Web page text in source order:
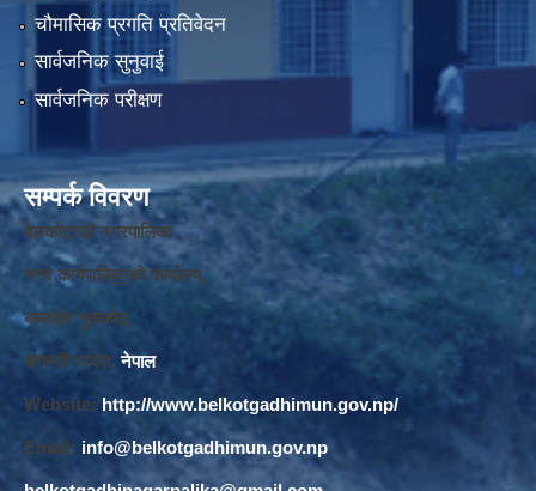
चौमासिक प्रगति प्रतिवेदन
सार्वजनिक सुनुवाई
सार्वजनिक परीक्षण
सम्पर्क विवरण
बेलकोटगढी नगरपालिका ,
नगर कार्यपालिकाको कार्यालय,
बाघखोर नुवाकोट,
बागमती प्रदेश, नेपाल
Website: http://www.belkotgadhimun.gov.np/
Email: info@belkotgadhimun.gov.np